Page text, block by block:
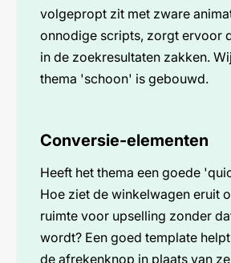
volgepropt zit met zware
onnodige scripts, zorgt ervoor
in de zoekresultaten zakken.
thema 'schoon' is gebouwd.
Conversie-elementen
Heeft het thema een goede
Hoe ziet de winkelwagen eruit
ruimte voor upselling zonder
wordt? Een goed template
de afrekenknop in plaats van